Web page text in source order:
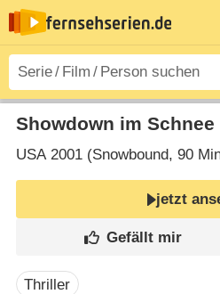
Showdown im Schnee
USA2001 (Snowbound‎, 90
jetzt
Thriller